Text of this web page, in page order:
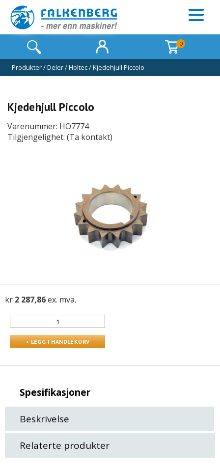
0
Produkter/Deler/Holtec/Kjedehjull Piccolo
Kjedehjull Piccolo
Varenummer: HO7774
Tilgjengelighet: (Ta kontakt)
kr 2 287,86ex. mva.
Spesifikasjoner
Beskrivelse
Relaterte produkter